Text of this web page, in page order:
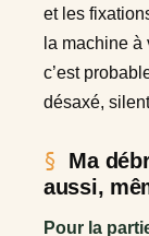
et les
la machine
c’est
désaxé,
Ma
aussi,
Pour la